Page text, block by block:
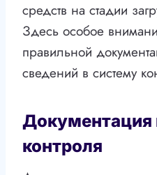
средств на стадии
Здесь особое
правильной
сведений в систему
Документация
контроля